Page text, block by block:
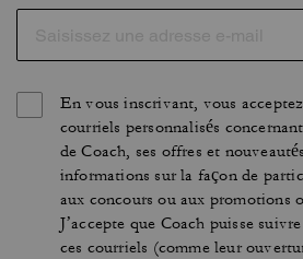
En vous inscrivant, vous
courriels personnalisés
de Coach, ses offres et
informations sur la façon de
aux concours ou aux promotions
J’accepte que Coach puisse
ces courriels (comme leur